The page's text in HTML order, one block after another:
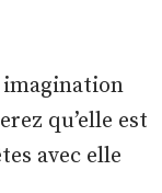
imagination
qu’elle est
avec elle